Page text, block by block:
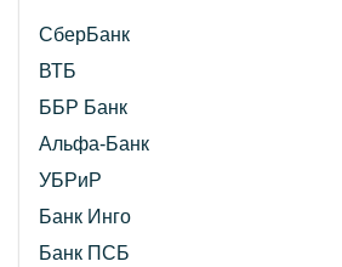
СберБанк
ВТБ
ББР Банк
Альфа-Банк
УБРиР
Банк Инго
Банк ПСБ